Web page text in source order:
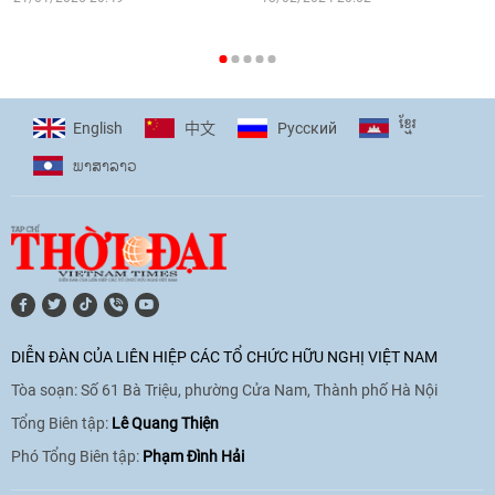
phó với biến đổi khí hậu
17:07|09/06/2026
[Video] Lào dành ưu tiên hàng đầu cho
quan hệ với Việt Nam
11:01 |09/06/2026
[Video] Doanh nghiệp Hoa Kỳ hỗ trợ
Việt Nam xác định danh tính người mất
English 中文 Pусский ខ្មែរ
ພາ​ສາ​ລາວ
DIỄN ĐÀN CỦA LIÊN HIỆP CÁC TỔ CHỨC HỮU NGHỊ VIỆT NAM
Tòa soạn: Số 61 Bà Triệu, phường Cửa Nam, Thành phố Hà Nội
Tổng Biên tập: Lê Quang Thiện
Phó Tổng Biên tập: Phạm Đình Hải